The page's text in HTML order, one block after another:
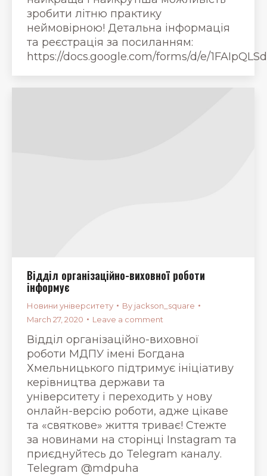
зробити літню практику
неймовірною! Детальна інформація
та реєстрація за посиланням:
https://docs.google.com/forms/d/e/
Відділ організаційно-виховної роботи
інформує
Новини університету By jackson_square
March 27, 2020
Leave a comment
Відділ організаційно-виховної
роботи МДПУ імені Богдана
Хмельницького підтримує ініціативу
керівництва держави та
університету i переходить у нову
онлайн-версію роботи, адже цікаве
та «святкове» життя триває! Стежте
за новинами на сторінці Instagram та
приєднуйтесь до Telegram каналу.
Telegram @mdpuha